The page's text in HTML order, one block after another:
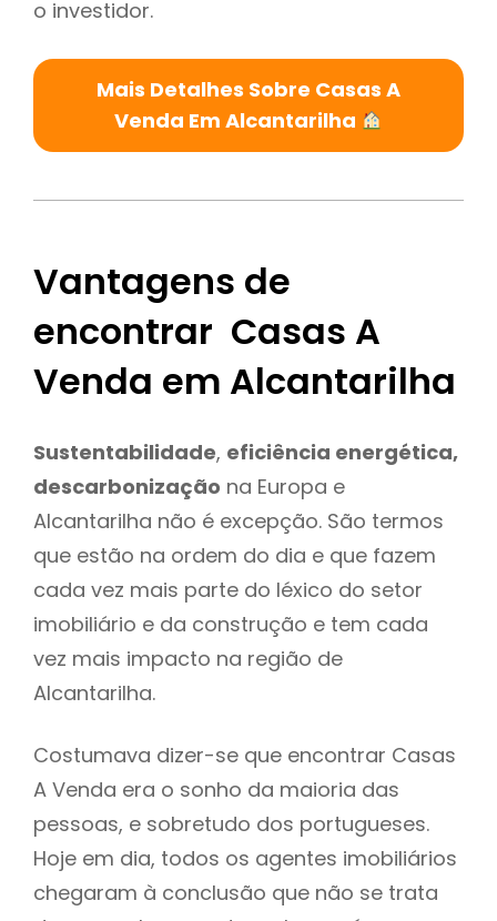
o investidor.
Mais Detalhes Sobre Casas A
Venda Em Alcantarilha
Vantagens de
encontrar Casas A
Venda em Alcantarilha
Sustentabilidade, eficiência energética,
descarbonização na Europa e
Alcantarilha não é excepção. São termos
que estão na ordem do dia e que fazem
cada vez mais parte do léxico do setor
imobiliário e da construção e tem cada
vez mais impacto na região de
Alcantarilha.
Costumava dizer-se que encontrar Casas
A Venda era o sonho da maioria das
pessoas, e sobretudo dos portugueses.
Hoje em dia, todos os agentes imobiliários
chegaram à conclusão que não se trata